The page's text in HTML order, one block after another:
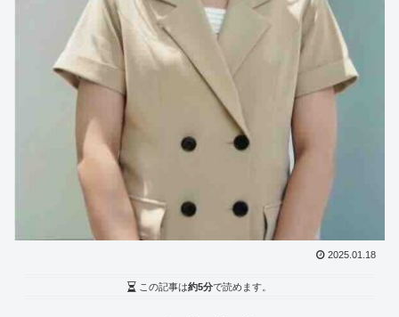
2025.01.18
この記事は約5分で読めます。